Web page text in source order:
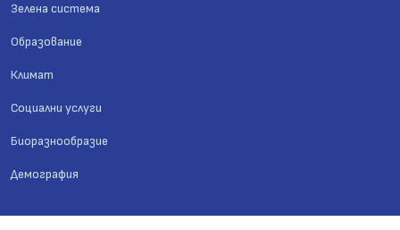
Зелена система
Образование
Климат
Социални услуги
Биоразнообразие
Демография